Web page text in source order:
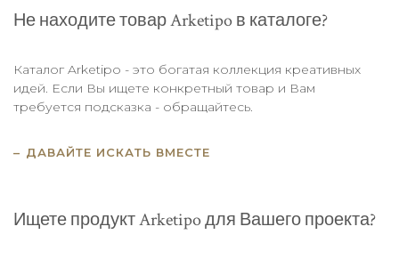
Не находите товар Arketipo в каталоге?
Каталог Arketipo - это богатая коллекция креативных
идей. Если Вы ищете конкретный товар и Вам
требуется подсказка - обращайтесь.
ДАВАЙТЕ ИСКАТЬ ВМЕСТЕ
Ищете продукт Arketipo для Вашего проекта?